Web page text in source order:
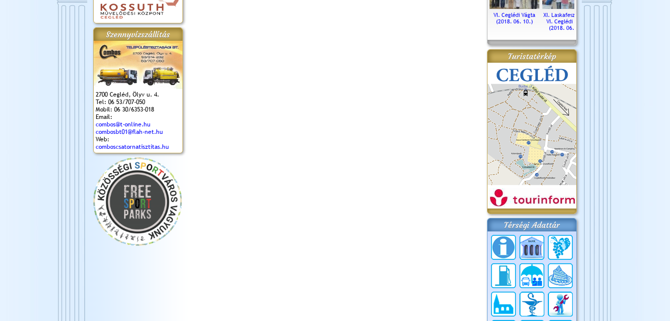
Szennyvízszállítás
2700 Cegléd, Ölyv u. 4.
Tel: 06 53/707-050
Mobil: 06 30/6353-018
Email:
combos@t-online.hu
combosbt01@flah-net.hu
Web:
comboscsatornatisztitas.hu
VI. Ceglédi Vágta
(2018. 06. 10.)
XI. Laskafesztivál és
VI. Ceglédi Vágta
(2018. 06. 10.)
Városnapok 2018.
Kossuth Toborzó
2017.09.22-23.
és Magyarok
Kenyere Program
Turistatérkép
Térségi Adattár